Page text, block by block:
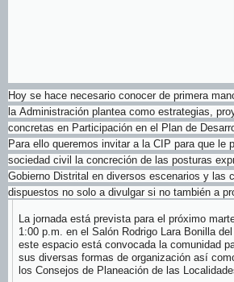
Hoy se hace necesario conocer de primera
la Administración plantea como estrategias,
concretas en Participación en el Plan de
Para ello queremos invitar a la CIP para que le
sociedad civil la concreción de las posturas
Gobierno Distrital en diversos escenarios y las
dispuestos no solo a divulgar si no también a
La jornada está prevista para el próximo
1:00 p.m. en el Salón Rodrigo Lara Bonilla
este espacio está convocada la comunidad
sus diversas formas de organización así
los Consejos de Planeación de las